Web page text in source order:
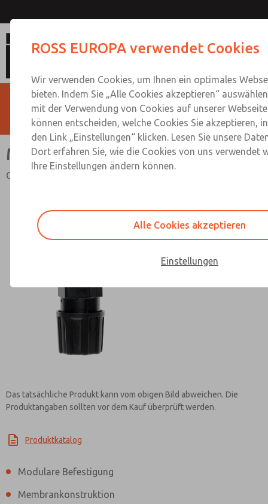
MD3-Baureihe
G1/4 bis G1/2; Durchfluss bis 398 l/min
Das tatsächliche Produkt kann vom obigen Bild abweichen. Die
Produktangaben sollten vor dem Kauf überprüft werden.
Produktkatalog
Modulare Befestigung
Membrankonstruktion
Kontaktieren Sie ROSS
ROSS EUROPA verwendet Cookies
Wir verwenden Cookies, um Ihnen ein optimales
bieten. Indem Sie „Alle Cookies akzeptieren“
mit der Verwendung von Cookies auf unserer
können entscheiden, welche Cookies Sie akzeptieren,
den Link „Einstellungen“ klicken. Lesen Sie unsere
Dort erfahren Sie, wie die Cookies von uns verwendet
Ihre Einstellungen ändern können.
Alle Cookies akzeptieren
Einstellungen